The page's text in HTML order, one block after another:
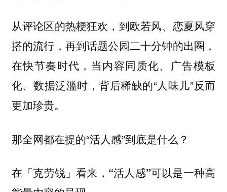
从评论区的热梗狂欢，到欧若风、恋夏风穿
搭的流行，再到话题公园二十分钟的出圈，
在快节奏时代，当内容同质化、广告模板
化、数据泛滥时，背后稀缺的“人味儿”反而
更加珍贵。
那全网都在提的“活人感”到底是什么？
在「克劳锐」看来， “活人感”可以是一种高